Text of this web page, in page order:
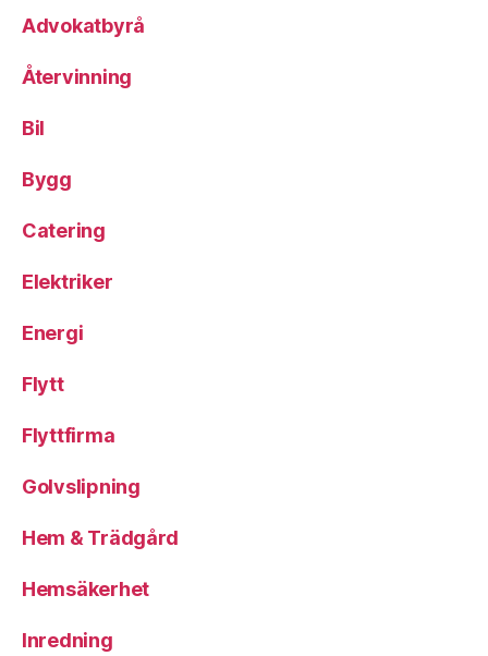
Advokatbyrå
Återvinning
Bil
Bygg
Catering
Elektriker
Energi
Flytt
Flyttfirma
Golvslipning
Hem & Trädgård
Hemsäkerhet
Inredning